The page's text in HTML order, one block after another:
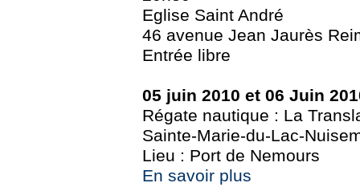
Eglise Saint André
46 avenue Jean Jaurès
Entrée libre
05 juin 2010 et 06 Juin
Régate nautique : La
Sainte-Marie-du-Lac-
Lieu : Port de Nemours
En savoir plus